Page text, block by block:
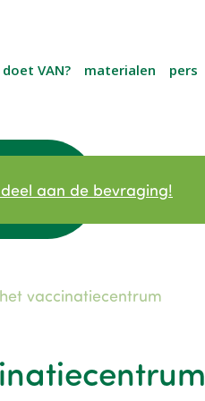
VAN? materialen pers
aan de bevraging!
vaccinatiecentrum